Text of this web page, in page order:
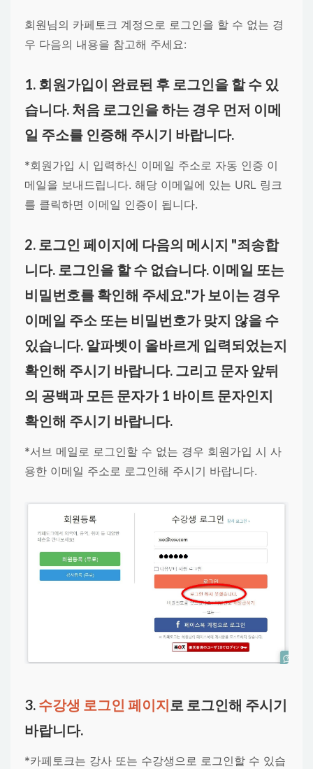
회원님의 카페토크 계정으로 로그인을 할 수 없는 경
우 다음의 내용을 참고해 주세요:
1. 회원가입이 완료된 후 로그인을 할 수 있
습니다. 처음 로그인을 하는 경우 먼저 이메
일 주소를 인증해 주시기 바랍니다.
*회원가입 시 입력하신 이메일 주소로 자동 인증 이
메일을 보내드립니다. 해당 이메일에 있는 URL 링크
를 클릭하면 이메일 인증이 됩니다.
2. 로그인 페이지에 다음의 메시지 "죄송합
니다. 로그인을 할 수 없습니다. 이메일 또는
비밀번호를 확인해 주세요."가 보이는 경우
이메일 주소 또는 비밀번호가 맞지 않을 수
있습니다. 알파벳이 올바르게 입력되었는지
확인해 주시기 바랍니다. 그리고 문자 앞뒤
의 공백과 모든 문자가 1 바이트 문자인지
확인해 주시기 바랍니다.
*서브 메일로 로그인할 수 없는 경우 회원가입 시 사
용한 이메일 주소로 로그인해 주시기 바랍니다.
3. 수강생 로그인 페이지로 로그인해 주시기
바랍니다.
*카페토크는 강사 또는 수강생으로 로그인할 수 있습